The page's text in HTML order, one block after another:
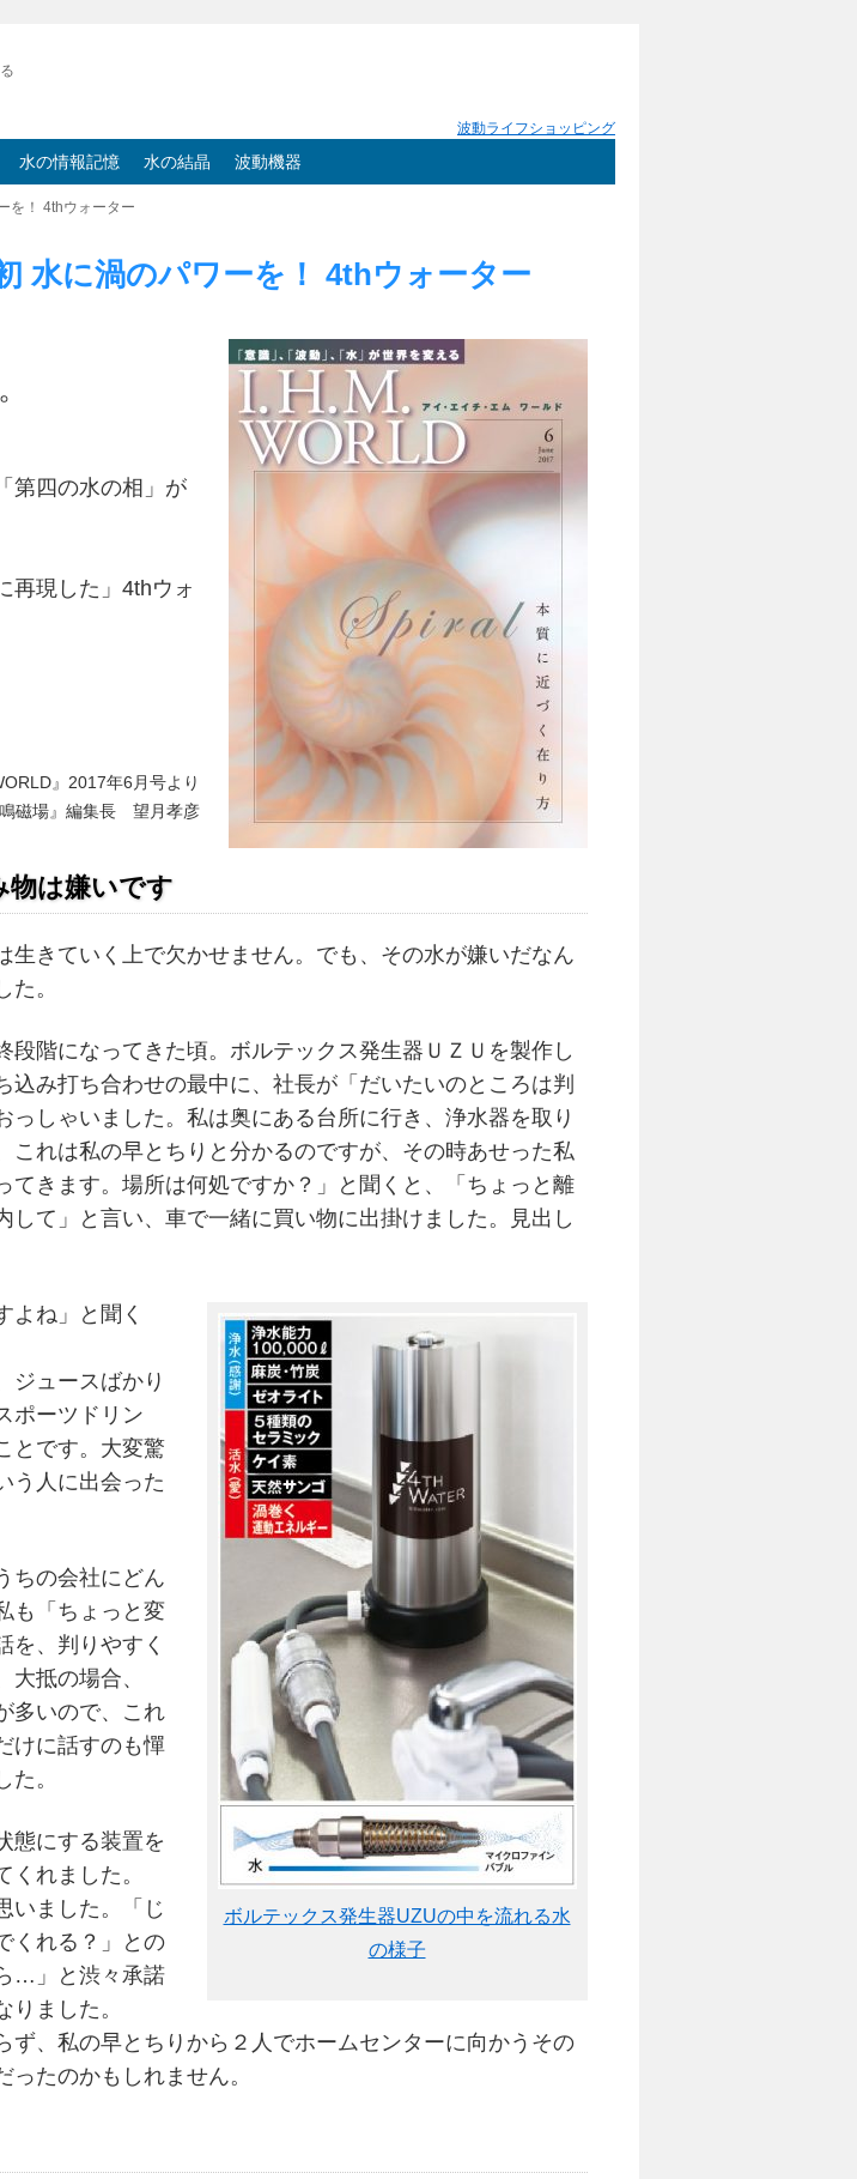
波動ライフショッピング
水の情報記憶 水の結晶 波動機器
を！ 4thウォーター
水に渦のパワーを！ 4thウォーター
第四の水の相」が
再現した」4thウォ
』2017年6月号より
鳴磁場』編集長 望月孝彦
物は嫌いです
きていく上で欠かせません。でも、その水が嫌いだなん
。
階になってきた頃。ボルテックス発生器ＵＺＵを製作し
み打ち合わせの最中に、社長が「だいたいのところは判
しゃいました。私は奥にある台所に行き、浄水器を取り
れは私の早とちりと分かるのですが、その時あせった私
きます。場所は何処ですか？」と聞くと、「ちょっと離
て」と言い、車で一緒に買い物に出掛けました。見出し
ボルテックス発生器UZUの中を流れる水
の様子
ね」と聞く
ジュースばかり
ポーツドリン
とです。大変驚
う人に出会った
ちの会社にどん
も「ちょっと変
、判りやすく
抵の場合、
多いので、これ
けに話すのも憚
。
態にする装置を
れました。
いました。「じ
くれる？」との
…」と渋々承諾
ました。
、私の早とちりから２人でホームセンターに向かうその
たのかもしれません。